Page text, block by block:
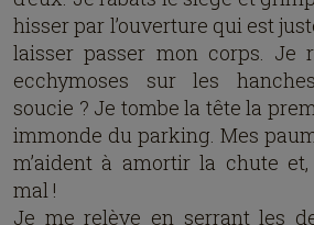
hisser par l’ouverture qui est
laisser passer mon corps. Je
ecchymoses sur les
soucie ? Je tombe la tête la
immonde du parking. Mes
m’aident à amortir la chute
mal !
Je me relève en serrant les